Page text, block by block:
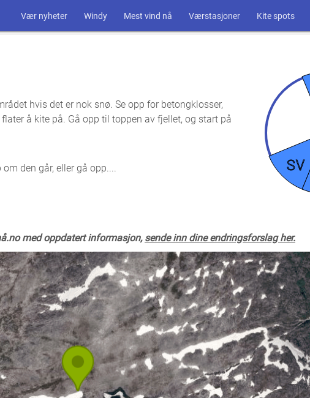
Vær nyheter Windy Mest vind nå Værstasjoner Kite spots
SV
hvis det er nok snø. Se opp for betongklosser,
å kite på. Gå opp til toppen av fjellet, og start på
den går, eller gå opp....
med oppdatert informasjon, sende inn dine endringsforslag her.